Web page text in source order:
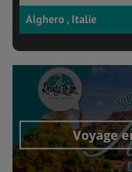
Alghero , Italie
Voyage